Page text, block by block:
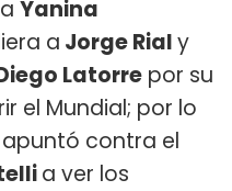
Yanina
a Jorge Rialy
Latorre por su
el Mundial; por lo
contra el
a ver los